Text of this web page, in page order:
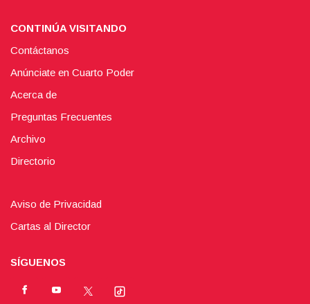
CONTINÚA VISITANDO
Contáctanos
Anúnciate en Cuarto Poder
Acerca de
Preguntas Frecuentes
Archivo
Directorio
Aviso de Privacidad
Cartas al Director
SÍGUENOS